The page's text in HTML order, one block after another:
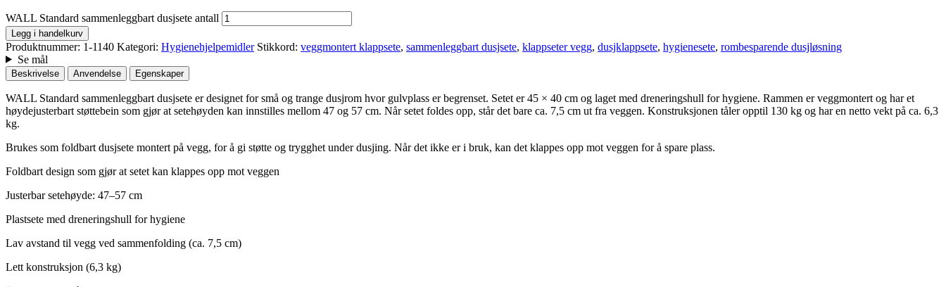
WALL Standard sammenleggbart dusjsete antall
Legg i handelkurv
Produktnummer: 1-1140 Kategori: Hygienehjelpemidler Stikkord: veggmontert klappsete, sammenleggbart dusjsete, klappseter vegg, dusjklappsete, hygiene­sete, rombesparende dusjløsning
Se mål
Beskrivelse Anvendelse Egenskaper
WALL Standard sammenleggbart dusjsete er designet for små og trange dusjrom hvor gulvplass er begrenset. Setet er 45 × 40 cm og laget med dreneringshull for hygiene. Rammen er veggmontert og har et
høydejusterbart støttebein som gjør at setehøyden kan innstilles mellom 47 og 57 cm. Når setet foldes opp, står det bare ca. 7,5 cm ut fra veggen. Konstruksjonen tåler opptil 130 kg og har en netto vekt på ca. 6,3
kg.
Brukes som foldbart dusjsete montert på vegg, for å gi støtte og trygghet under dusjing. Når det ikke er i bruk, kan det klappes opp mot veggen for å spare plass.
Foldbart design som gjør at setet kan klappes opp mot veggen
Justerbar setehøyde: 47–57 cm
Plastsete med dreneringshull for hygiene
Lav avstand til vegg ved sammenfolding (ca. 7,5 cm)
Lett konstruksjon (6,3 kg)